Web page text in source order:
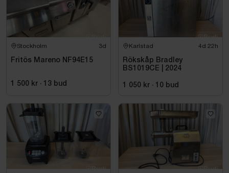
Stockholm 3d
Fritös Mareno NF94E15
1 500 kr · 13 bud
Karlstad 4d 22h
Rökskåp Bradley
BS1019CE | 2024
1 050 kr · 10 bud